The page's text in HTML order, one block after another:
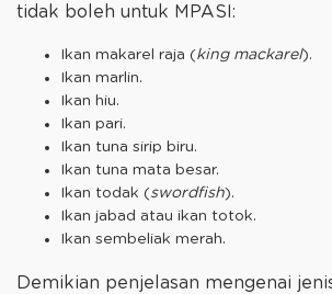
tidak boleh untuk MPASI:
Ikan makarel raja (king mackarel).
Ikan marlin.
Ikan hiu.
Ikan pari.
Ikan tuna sirip biru.
Ikan tuna mata besar.
Ikan todak (swordfish).
Ikan jabad atau ikan totok.
Ikan sembeliak merah.
Demikian penjelasan mengenai